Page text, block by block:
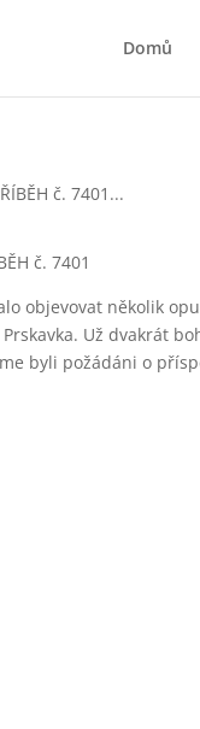
Domů
č. 7401
objevovat několik
Už dvakrát
byli požádáni o